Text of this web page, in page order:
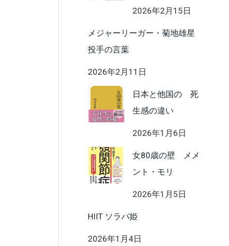
2026年2月15日
メジャーリーガー・菊地雄星
投手の言葉
2026年2月11日
日本と他国の 死
生感の違い
2026年1月6日
女80歳の壁 メメ
ント・モリ
2026年1月5日
HIIT ソラパ姫
2026年1月4日